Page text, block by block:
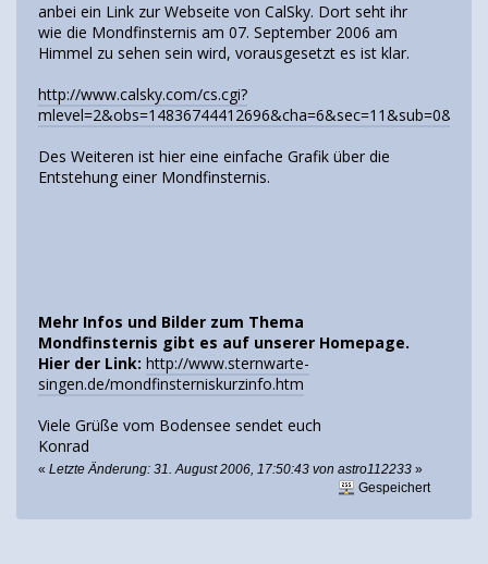
anbei ein Link zur Webseite von CalSky. Dort seht ihr
wie die Mondfinsternis am 07. September 2006 am
Himmel zu sehen sein wird, vorausgesetzt es ist klar.
http://www.calsky.com/cs.cgi?
Des Weiteren ist hier eine einfache Grafik über die
Entstehung einer Mondfinsternis.
Mehr Infos und Bilder zum Thema
Mondfinsternis gibt es auf unserer Homepage.
Hier der Link: http://www.sternwarte-
singen.de/mondfinsterniskurzinfo.htm
Viele Grüße vom Bodensee sendet euch
Konrad
« Letzte Änderung: 31. August 2006, 17:50:43 von astro112233 »
Gespeichert